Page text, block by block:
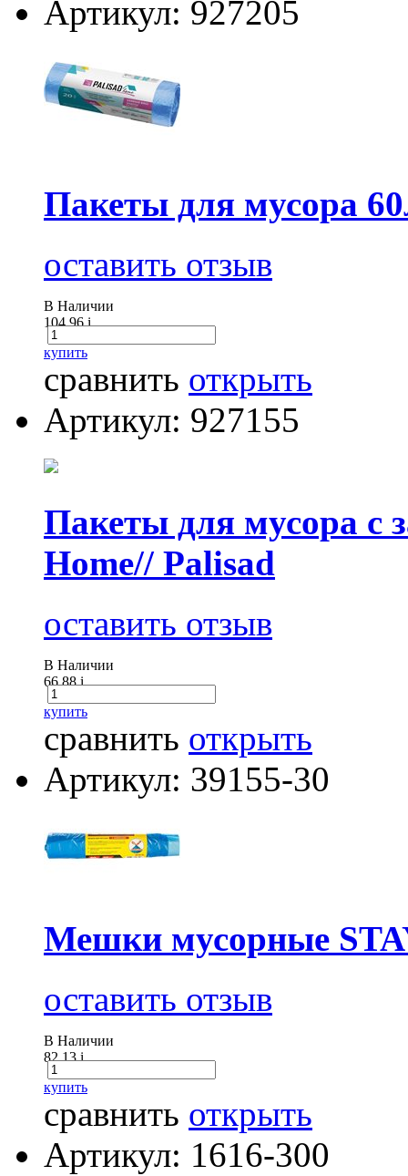
Артикул: 927205
Пакеты для мусора
оставить отзыв
В Наличии
104.96i
купить
сравнить открыть
Артикул: 927155
Пакеты для мусора с
Home// Palisad
оставить отзыв
В Наличии
66.88i
купить
сравнить открыть
Артикул: 39155-30
Мешки мусорные
оставить отзыв
В Наличии
82.13i
купить
сравнить открыть
Артикул: 1616-300